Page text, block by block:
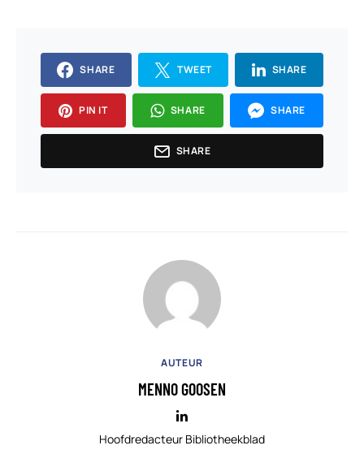
SHARE TWEET SHARE
PIN IT SHARE SHARE
SHARE
AUTEUR
MENNO GOOSEN
Hoofdredacteur Bibliotheekblad